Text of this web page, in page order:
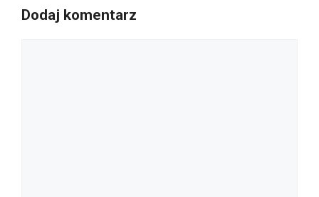
Dodaj komentarz